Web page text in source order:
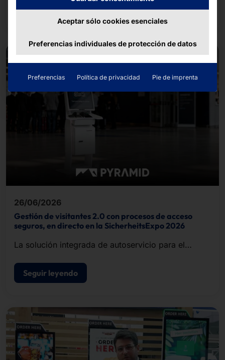
Seguir leyendo
26/06/2026
Gestión de visitantes 2.0 con procesos de acceso
seguros, en directo en la SicherheitsExpo 2026
La solución integrada de autoservicio para el
acreditaciones y el control de acceso.
Seguir leyendo
Aceptar sólo cookies esenciales
Preferencias individuales de protección de datos
Preferencias Política de privacidad Pie de imprenta